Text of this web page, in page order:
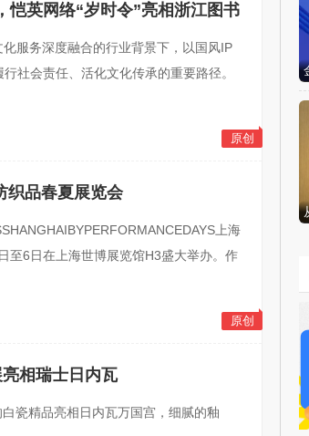
英网络“岁时令”亮相浙江图书
服务深度融合的行业背景下，以国风IP
社会责任、活化文化传承的重要路径。
原创
织品春夏展览会
上海
至6日在上海世博展览馆H3盛大举办。作
原创
相瑞士日内瓦
瓷精品亮相日内瓦万国宫，细腻的釉